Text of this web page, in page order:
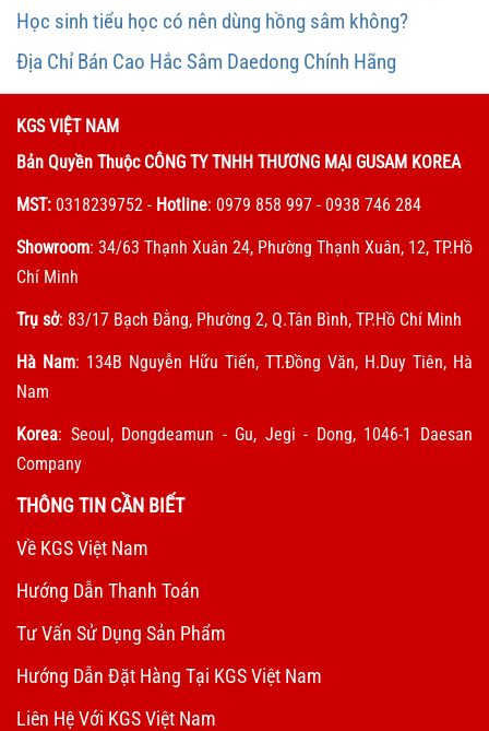
Học sinh tiểu học có nên dùng hồng sâm không?
Địa Chỉ Bán Cao Hắc Sâm Daedong Chính Hãng
KGS VIỆT NAM
Bản Quyền Thuộc CÔNG TY TNHH THƯƠNG MẠI GUSAM KOREA
MST: 0318239752 - Hotline: 0979 858 997 - 0938 746 284
Showroom: 34/63 Thạnh Xuân 24, Phường Thạnh Xuân, 12, TP.Hồ
Chí Minh
Trụ sở: 83/17 Bạch Đằng, Phường 2, Q.Tân Bình, TP.Hồ Chí Minh
Hà Nam: 134B Nguyễn Hữu Tiến, TT.Đồng Văn, H.Duy Tiên, Hà
Nam
Korea: Seoul, Dongdeamun - Gu, Jegi - Dong, 1046-1 Daesan
Company
THÔNG TIN CẦN BIẾT
Về KGS Việt Nam
Hướng Dẫn Thanh Toán
Tư Vấn Sử Dụng Sản Phẩm
Hướng Dẫn Đặt Hàng Tại KGS Việt Nam
Liên Hệ Với KGS Việt Nam